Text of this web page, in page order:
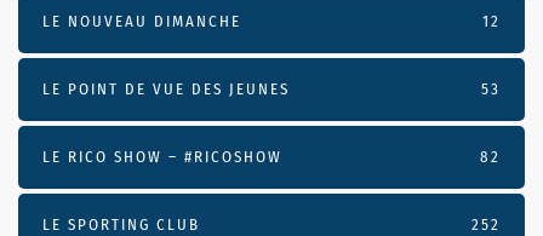
LE NOUVEAU DIMANCHE 12
LE POINT DE VUE DES JEUNES 53
LE RICO SHOW – #RICOSHOW 82
LE SPORTING CLUB 252